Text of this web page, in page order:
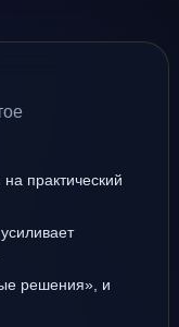
практический
решения», и